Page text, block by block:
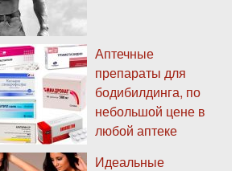
Аптечные
препараты для
бодибилдинга, по
небольшой цене в
любой аптеке
Идеальные